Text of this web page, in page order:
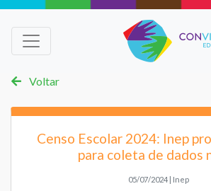
Voltar
Censo Escolar 2024: Inep
para coleta de dados
05/07/2024 | Inep